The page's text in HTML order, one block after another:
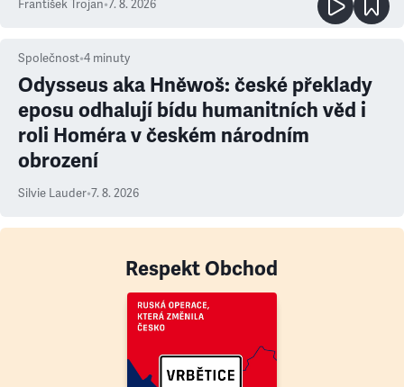
František Trojan•7. 8. 2026
Společnost•4 minuty
Odysseus aka Hněwoš: české překlady
eposu odhalují bídu humanitních věd i
roli Homéra v českém národním
obrození
Silvie Lauder•7. 8. 2026
Respekt Obchod